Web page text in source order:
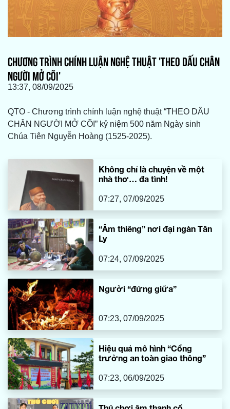
CHƯƠNG TRÌNH CHÍNH LUẬN NGHỆ THUẬT 'THEO DẤU CHÂN
NGƯỜI MỞ CÕI'
13:37, 08/09/2025
QTO - Chương trình chính luận nghệ thuật “THEO DẤU
CHÂN NGƯỜI MỞ CÕI” kỷ niệm 500 năm Ngày sinh
Chúa Tiên Nguyễn Hoàng (1525-2025).
Không chỉ là chuyện về một
nhà thơ… đa tình!
07:27, 07/09/2025
“Âm thiêng” nơi đại ngàn Tân
Ly
07:24, 07/09/2025
Người “đứng giữa”
07:23, 07/09/2025
Hiệu quả mô hình “Cổng
trường an toàn giao thông”
07:23, 06/09/2025